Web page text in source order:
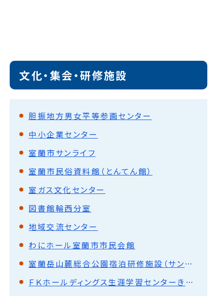
文化・集会・研修施設
胆振地方男女平等参画センター
中小企業センター
室蘭市サンライフ
室蘭市民俗資料館（とんてん館）
室ガス文化センター
図書館輪西分室
地域交流センター
わにホール室蘭市市民会館
室蘭岳山麓総合公園宿泊研修施設（サンパワー380）
ＦＫホールディングス生涯学習センターきらん